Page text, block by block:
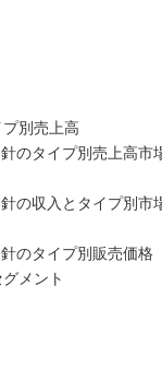
別売上高
のタイプ別売上高市
の収入とタイプ別市
のタイプ別販売価格
メント